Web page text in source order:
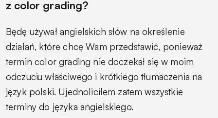
z color grading?
Będę używał angielskich słów na określenie
działań, które chcę Wam przedstawić, ponieważ
termin color grading nie doczekał się w moim
odczuciu właściwego i krótkiego tłumaczenia na
język polski. Ujednoliciłem zatem wszystkie
terminy do języka angielskiego.